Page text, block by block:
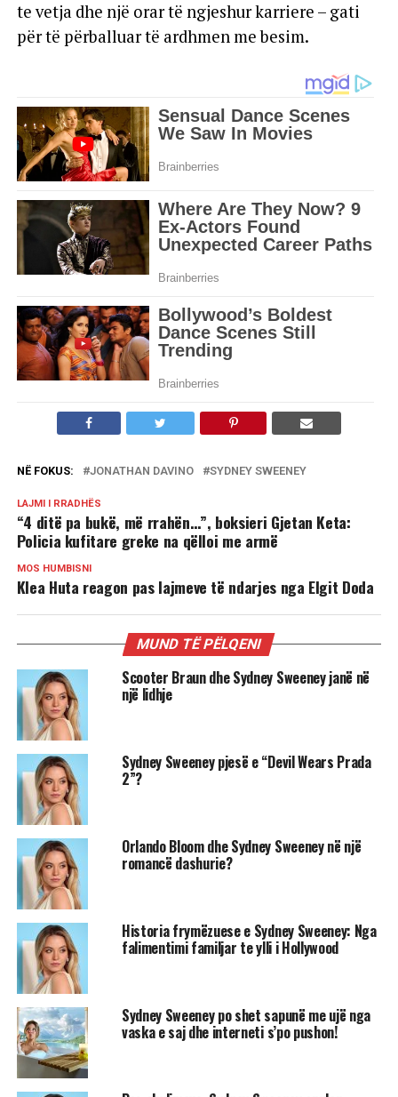
te vetja dhe një orar të ngjeshur karriere – gati
për të përballuar të ardhmen me besim.
NË FOKUS: JONATHAN DAVINO SYDNEY SWEENEY
LAJMI I RRADHËS
“4 ditë pa bukë, më rrahën…”, boksieri Gjetan Keta:
Policia kufitare greke na qëlloi me armë
MOS HUMBISNI
Klea Huta reagon pas lajmeve të ndarjes nga Elgit Doda
MUND TË PËLQENI
Scooter Braun dhe Sydney Sweeney janë në
një lidhje
Sydney Sweeney pjesë e “Devil Wears Prada
2”?
Orlando Bloom dhe Sydney Sweeney në një
romancë dashurie?
Historia frymëzuese e Sydney Sweeney: Nga
falimentimi familjar te ylli i Hollywood
Sydney Sweeney po shet sapunë me ujë nga
vaska e saj dhe interneti s’po pushon!